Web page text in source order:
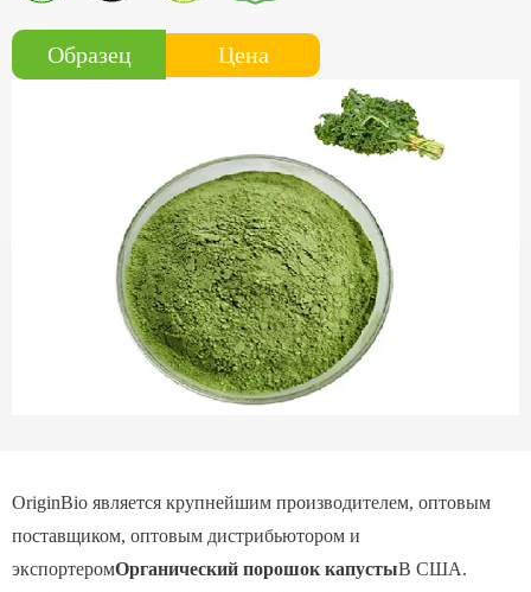
Образец Цена
OriginBio является крупнейшим производителем, оптовым
поставщиком, оптовым дистрибьютором и
экспортеромОрганический порошок капустыВ США.